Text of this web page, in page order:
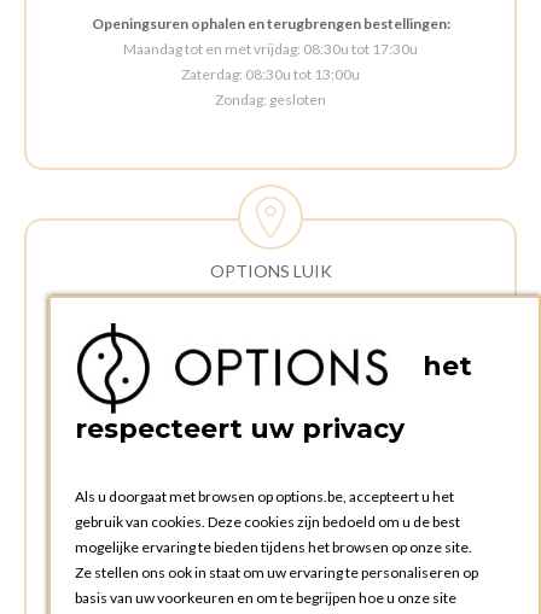
Openingsuren ophalen en terugbrengen bestellingen:
Maandag tot en met vrijdag: 08:30u tot 17:30u
Zaterdag: 08:30u tot 13:00u
Zondag: gesloten
OPTIONS LUIK
Rue Delvaux 21
4340 AWANS (Othee)
OPENINGSTIJDEN
Openingsuren commerciële afdeling:
Maandag tot en met vrijdag: 09:00u tot 17:00u
het
respecteert uw privacy
Als u doorgaat met browsen op options.be, accepteert u het
gebruik van cookies. Deze cookies zijn bedoeld om u de best
mogelijke ervaring te bieden tijdens het browsen op onze site.
Ze stellen ons ook in staat om uw ervaring te personaliseren op
basis van uw voorkeuren en om te begrijpen hoe u onze site